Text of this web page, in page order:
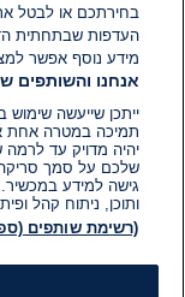
בחירתכם או לבטל
העדפות שבתחתית
מידע נוסף אפשר
אנחנו והשותפים
ייתכן שייעשה שימוש
תמיכה במטרה אחת
יהיה מדויק עד
שלכם על סמך סריקה
גישה למידע
ותוכן, ניתוח קהל
(רשימת שותפים